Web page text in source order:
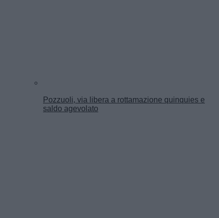
Pozzuoli, via libera a rottamazione quinquies e
saldo agevolato